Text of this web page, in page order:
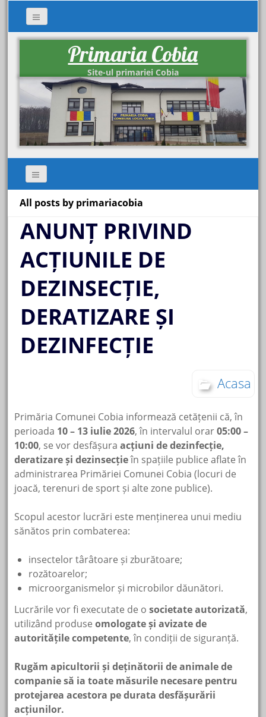
Primaria Cobia
Site-ul primariei Cobia
All posts by primariacobia
ANUNȚ PRIVIND
ACȚIUNILE DE
DEZINSECȚIE,
DERATIZARE ȘI
DEZINFECȚIE
Acasa
Primăria Comunei Cobia informează cetățenii că, în
perioada 10 – 13 iulie 2026, în intervalul orar05:00 –
10:00, se vor desfășuraacțiuni de dezinfecție,
deratizare și dezinsecțieîn spațiile publice aflate în
administrarea Primăriei Comunei Cobia (locuri de
joacă, terenuri de sport și alte zone publice).
Scopul acestor lucrări este menținerea unui mediu
sănătos prin combaterea:
insectelor târâtoare și zburătoare;
rozătoarelor;
microorganismelor și microbilor dăunători.
Lucrările vor fi executate de osocietate autorizată,
utilizând produseomologate și avizate de
autoritățile competente, în condiții de siguranță.
Rugăm apicultorii și deținătorii de animale de
companie să ia toate măsurile necesare pentru
protejarea acestora pe durata desfășurării
acțiunilor.